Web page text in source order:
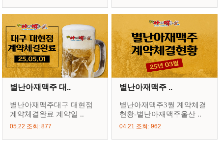
별난아재맥주 대..
별난아재맥주대구 대현점
계약체결완료 계약일 ..
05.22 조회: 877
별난아재맥주 ..
별난아재맥주3월 계약체결
현황-별난아재맥주울산 ..
04.21 조회: 962